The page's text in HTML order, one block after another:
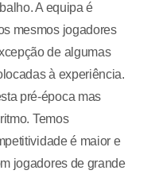
A equipa é
mesmos jogadores
de algumas
à experiência.
pré-época mas
Temos
é maior e
jogadores de grande